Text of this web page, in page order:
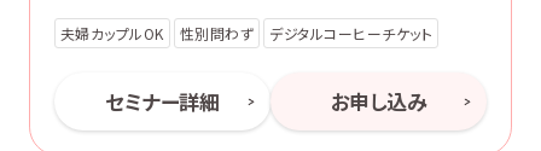
夫婦カップルOK 性別問わず デジタルコーヒーチケット
セミナー詳細 お申し込み